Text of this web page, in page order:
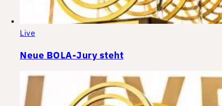
Live
Neue BOLA-Jury steht